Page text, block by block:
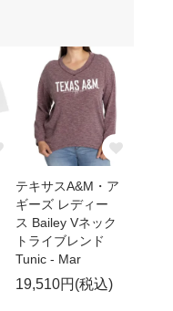
テキサスA&M・ア
ギーズ レディー
ス Bailey Vネック
トライブレンド
Tunic - Mar
19,510円(税込)